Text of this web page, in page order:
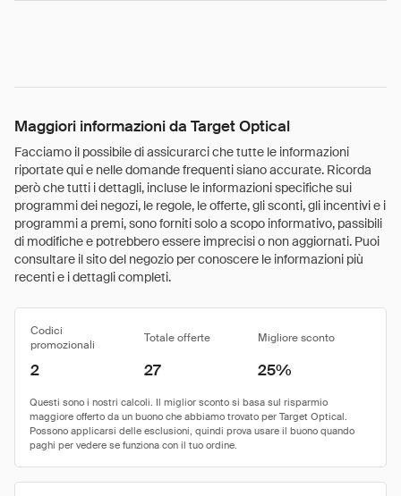
Maggiori informazioni da Target Optical
Facciamo il possibile di assicurarci che tutte le informazioni
riportate qui e nelle domande frequenti siano accurate. Ricorda
però che tutti i dettagli, incluse le informazioni specifiche sui
programmi dei negozi, le regole, le offerte, gli sconti, gli incentivi e i
programmi a premi, sono forniti solo a scopo informativo, passibili
di modifiche e potrebbero essere imprecisi o non aggiornati. Puoi
consultare il sito del negozio per conoscere le informazioni più
recenti e i dettagli completi.
Codici
promozionali
Totale offerte Migliore sconto
2 27 25%